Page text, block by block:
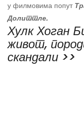
у филмовима попут
Долиттле.
Хулк Хоган
живот,
скандали >>